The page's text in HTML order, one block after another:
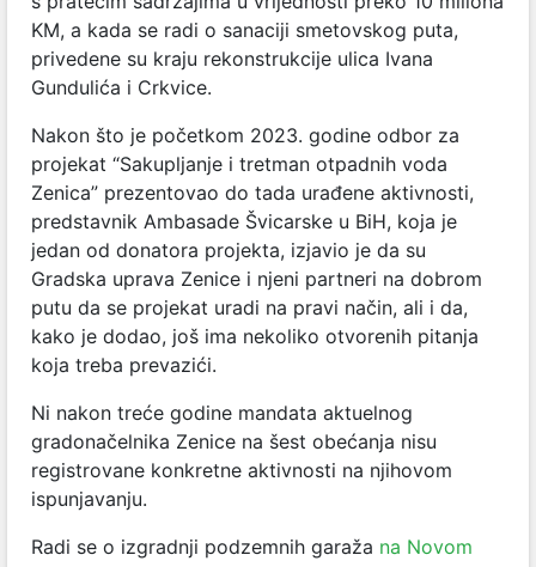
KM, a kada se radi o sanaciji smetovskog puta,
privedene su kraju rekonstrukcije ulica Ivana
Gundulića i Crkvice.
Nakon što je početkom 2023. godine odbor za
projekat “Sakupljanje i tretman otpadnih voda
Zenica” prezentovao do tada urađene aktivnosti,
predstavnik Ambasade Švicarske u BiH, koja je
jedan od donatora projekta, izjavio je da su
Gradska uprava Zenice i njeni partneri na dobrom
putu da se projekat uradi na pravi način, ali i da,
kako je dodao, još ima nekoliko otvorenih pitanja
koja treba prevazići.
Ni nakon treće godine mandata aktuelnog
gradonačelnika Zenice na šest obećanja nisu
registrovane konkretne aktivnosti na njihovom
ispunjavanju.
Radi se o izgradnji podzemnih garaža na Novom